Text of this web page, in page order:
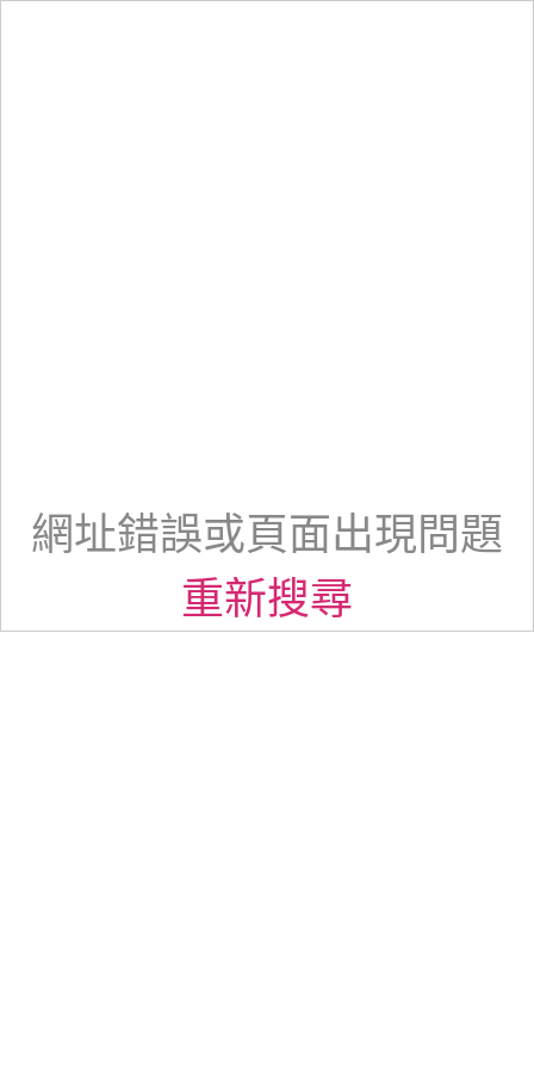
網址錯誤或頁面出現問題
重新搜尋